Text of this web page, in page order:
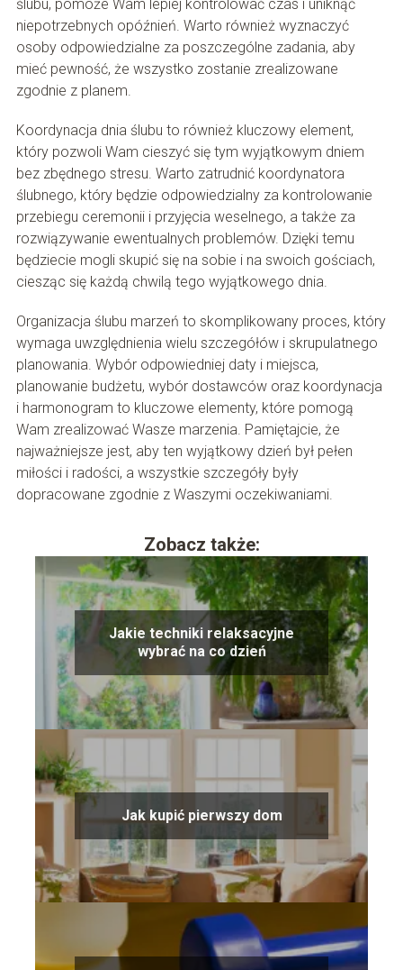
ślubu, pomoże Wam lepiej kontrolować czas i uniknąć
niepotrzebnych opóźnień. Warto również wyznaczyć
osoby odpowiedzialne za poszczególne zadania, aby
mieć pewność, że wszystko zostanie zrealizowane
zgodnie z planem.
Koordynacja dnia ślubu to również kluczowy element,
który pozwoli Wam cieszyć się tym wyjątkowym dniem
bez zbędnego stresu. Warto zatrudnić koordynatora
ślubnego, który będzie odpowiedzialny za kontrolowanie
przebiegu ceremonii i przyjęcia weselnego, a także za
rozwiązywanie ewentualnych problemów. Dzięki temu
będziecie mogli skupić się na sobie i na swoich gościach,
ciesząc się każdą chwilą tego wyjątkowego dnia.
Organizacja ślubu marzeń to skomplikowany proces, który
wymaga uwzględnienia wielu szczegółów i skrupulatnego
planowania. Wybór odpowiedniej daty i miejsca,
planowanie budżetu, wybór dostawców oraz koordynacja
i harmonogram to kluczowe elementy, które pomogą
Wam zrealizować Wasze marzenia. Pamiętajcie, że
najważniejsze jest, aby ten wyjątkowy dzień był pełen
miłości i radości, a wszystkie szczegóły były
dopracowane zgodnie z Waszymi oczekiwaniami.
Zobacz także:
Jakie techniki relaksacyjne
wybrać na co dzień
Jak kupić pierwszy dom